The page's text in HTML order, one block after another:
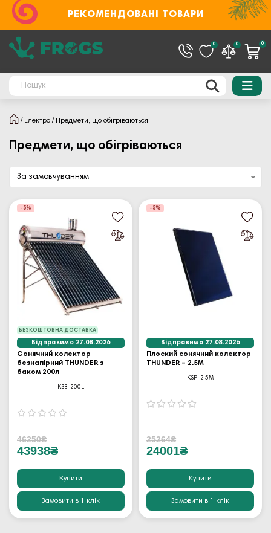
РЕКОМЕНДОВАНІ ТОВАРИ
0 0 0
Електро Предмети, що обігріваються
Предмети, що обігріваються
БЕЗКОШТОВНА ДОСТАВКА
-5%
Відправимо 27.08.2026
Сонячний колектор
безнапірний THUNDER з
баком 200л
KSB-200L
46250₴
43938₴
Купити
Замовити в 1 клік
-5%
Відправимо 27.08.2026
Плоский сонячний колектор
THUNDER – 2.5M
KSP-2,5M
25264₴
24001₴
Купити
Замовити в 1 клік